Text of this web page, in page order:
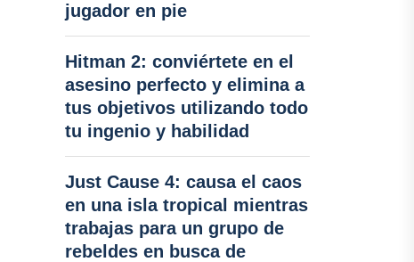
jugador en pie
Hitman 2: conviértete en el
asesino perfecto y elimina a
tus objetivos utilizando todo
tu ingenio y habilidad
Just Cause 4: causa el caos
en una isla tropical mientras
trabajas para un grupo de
rebeldes en busca de